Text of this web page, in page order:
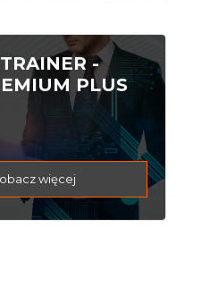
-
PLUS
więcej